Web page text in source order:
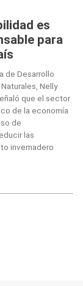
es
para
de Desarrollo
Nelly
que el sector
de la economía
de
las
invernadero